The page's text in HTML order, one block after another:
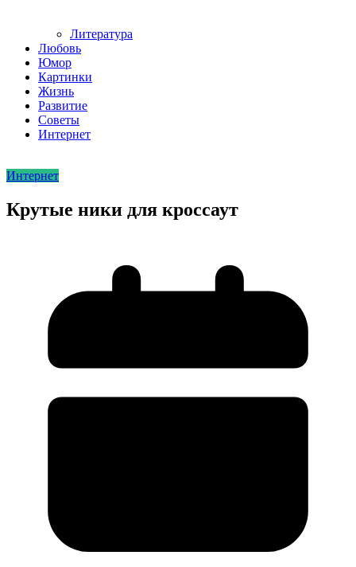
Литература
Любовь
Юмор
Картинки
Жизнь
Развитие
Советы
Интернет
Интернет
Крутые ники для кроссаут